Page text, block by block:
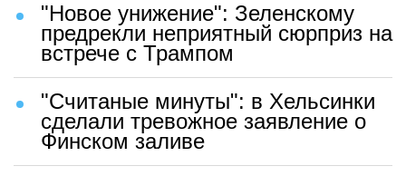
"Новое унижение": Зеленскому
предрекли неприятный сюрприз на
встрече с Трампом
"Считаные минуты": в Хельсинки
сделали тревожное заявление о
Финском заливе